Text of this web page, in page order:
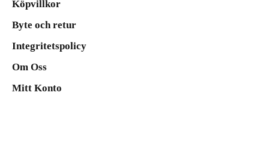
Köpvillkor
Byte och retur
Integritetspolicy
Om Oss
Mitt Konto